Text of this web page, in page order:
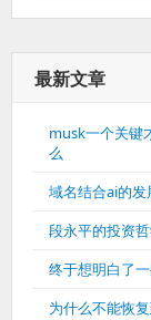
最新文章
musk一个关键
么
域名结合ai的发
段永平的投资
终于想明白了
为什么不能恢